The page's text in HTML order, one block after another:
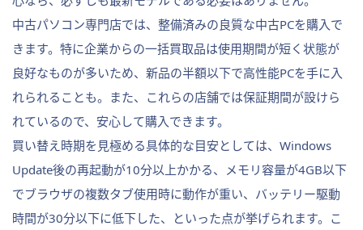
中古パソコン専門店では、整備済みの良質な中古PCを購入で
きます。特に企業からの一括買取品は使用期間が短く状態が
良好なものが多いため、新品の半額以下で高性能PCを手に入
れられることも。また、これらの店舗では保証期間が設けら
れているので、安心して購入できます。
買い替え時期を見極める具体的な目安としては、Windows
Update後の再起動が10分以上かかる、メモリ容量が4GB以下
でブラウザの複数タブ使用時に動作が重い、バッテリー駆動
時間が30分以下に低下した、といった点が挙げられます。こ